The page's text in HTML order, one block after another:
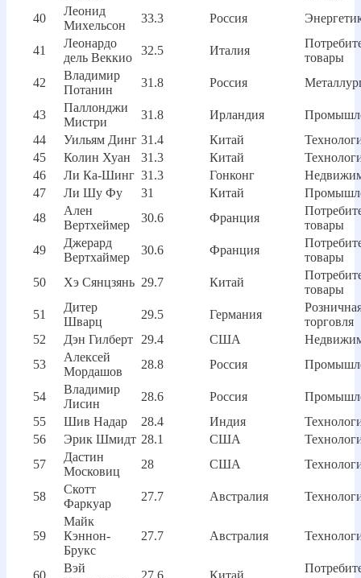
40
Леонид
Михельсон
33.3 Россия
41
Леонардо
дель Веккио
32.5 Италия
товары
42
Владимир
Потанин
31.8 Россия
43
Паллонджи
Мистри
31.8 Ирландия
44
Уильям Динг 31.4 Китай
45
Колин Хуан 31.3 Китай
46
Ли Ка-Шинг 31.3 Гонконг
47
Ли Шу Фу 31 Китай
48
Ален
Вертхеймер
30.6 Франция
товары
49
Джерард
Вертхаймер
30.6 Франция
товары
50
Хэ Сянцзянь 29.7 Китай
товары
51
Дитер
Шварц
29.5 Германия
торговля
52
Дэн Гилберт 29.4 США
53
Алексей
Мордашов
28.8 Россия
54
Владимир
Лисин
28.6 Россия
55
Шив Надар 28.4 Индия
56
Эрик Шмидт 28.1 США
57
Дастин
Московиц
28 США
58
Скотт
Фаркуар
27.7 Австралия
59
Майк
Кэннон-
Брукс
27.7 Австралия
Вэй